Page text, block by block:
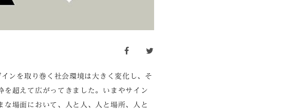
facebook
ンを取り巻く社会環境は大きく変化し、そ
超えて広がってきました。いまやサイン
場面において、人と人、人と場所、人と